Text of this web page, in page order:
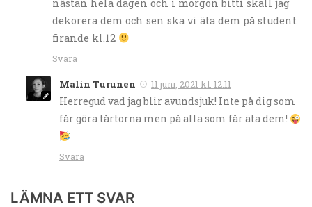
nästan hela dagen och i morgon bitti skall jag
dekorera dem och sen ska vi äta dem på student
firande kl.12
Svara
Malin Turunen 11 juni, 2021 kl. 12:11
Herregud vad jag blir avundsjuk! Inte på dig som
får göra tårtorna men på alla som får äta dem!
Svara
LÄMNA ETT SVAR